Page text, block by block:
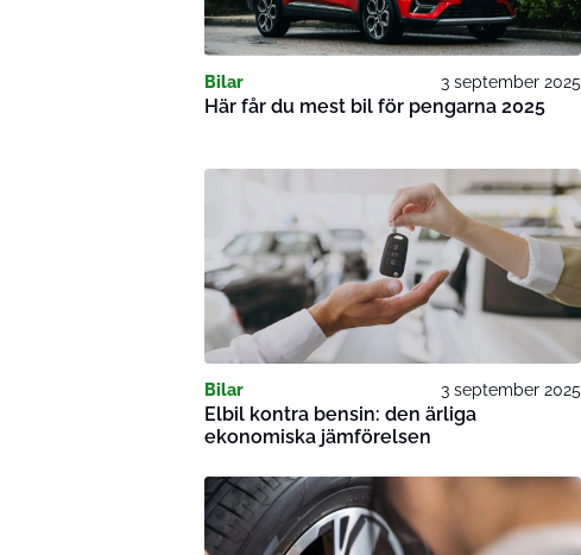
Bilar 3 september 2025
Här får du mest bil för pengarna 2025
Bilar 3 september 2025
Elbil kontra bensin: den ärliga
ekonomiska jämförelsen